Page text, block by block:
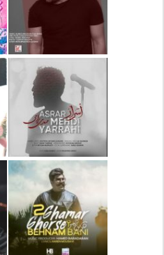
دانلود آهنگ جدید رضا
بهرام بنام نگار
دانلود آهنگ جدید مهدی
یراحی بنام اسرار